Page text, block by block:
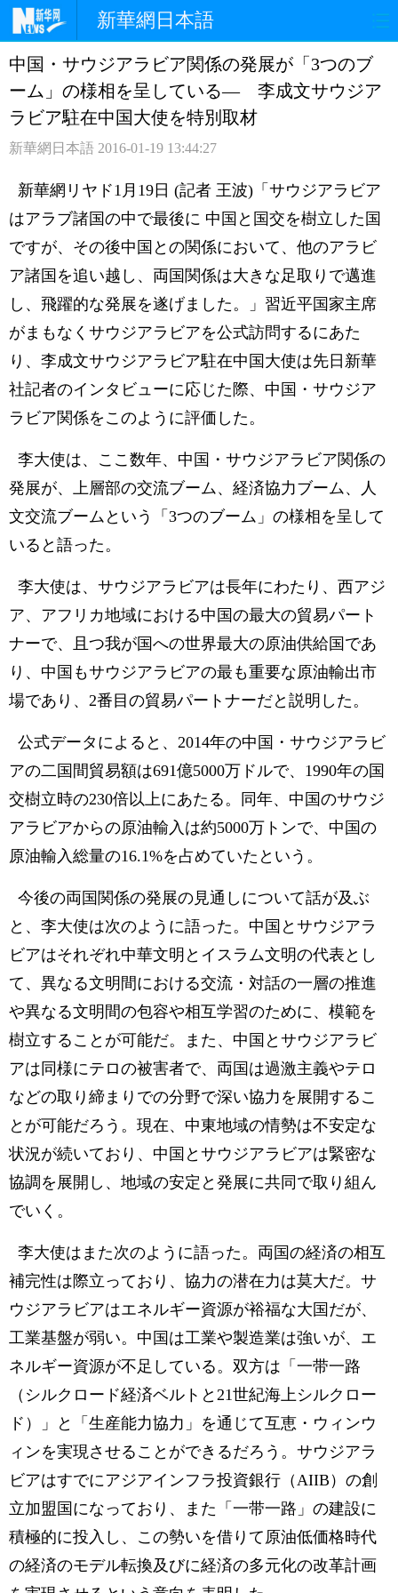
新華網日本語
ホームページ 政治 経済
社会 文化
観光 評論
中日対訳
中国・サウジアラビア関係の発展が「3つのブ
ーム」の様相を呈している― 李成文サウジア
ラビア駐在中国大使を特別取材
新華網日本語 2016-01-19 13:44:27
新華網リヤド1月19日 (記者 王波)「サウジアラビア
はアラブ諸国の中で最後に 中国と国交を樹立した国
ですが、その後中国との関係において、他のアラビ
ア諸国を追い越し、両国関係は大きな足取りで邁進
し、飛躍的な発展を遂げました。」習近平国家主席
がまもなくサウジアラビアを公式訪問するにあた
り、李成文サウジアラビア駐在中国大使は先日新華
社記者のインタビューに応じた際、中国・サウジア
ラビア関係をこのように評価した。
李大使は、ここ数年、中国・サウジアラビア関係の
発展が、上層部の交流ブーム、経済協力ブーム、人
文交流ブームという「3つのブーム」の様相を呈して
いると語った。
李大使は、サウジアラビアは長年にわたり、西アジ
ア、アフリカ地域における中国の最大の貿易パート
ナーで、且つ我が国への世界最大の原油供給国であ
り、中国もサウジアラビアの最も重要な原油輸出市
場であり、2番目の貿易パートナーだと説明した。
公式データによると、2014年の中国・サウジアラビ
アの二国間貿易額は691億5000万ドルで、1990年の国
交樹立時の230倍以上にあたる。同年、中国のサウジ
アラビアからの原油輸入は約5000万トンで、中国の
原油輸入総量の16.1%を占めていたという。
今後の両国関係の発展の見通しについて話が及ぶ
と、李大使は次のように語った。中国とサウジアラ
ビアはそれぞれ中華文明とイスラム文明の代表とし
て、異なる文明間における交流・対話の一層の推進
や異なる文明間の包容や相互学習のために、模範を
樹立することが可能だ。また、中国とサウジアラビ
アは同様にテロの被害者で、両国は過激主義やテロ
などの取り締まりでの分野で深い協力を展開するこ
とが可能だろう。現在、中東地域の情勢は不安定な
状況が続いており、中国とサウジアラビアは緊密な
協調を展開し、地域の安定と発展に共同で取り組ん
でいく。
李大使はまた次のように語った。両国の経済の相互
補完性は際立っており、協力の潜在力は莫大だ。サ
ウジアラビアはエネルギー資源が裕福な大国だが、
工業基盤が弱い。中国は工業や製造業は強いが、エ
ネルギー資源が不足している。双方は「一带一路
（シルクロード経済ベルトと21世紀海上シルクロー
ド）」と「生産能力協力」を通じて互恵・ウィンウ
ィンを実現させることができるだろう。サウジアラ
ビアはすでにアジアインフラ投資銀行（AIIB）の創
立加盟国になっており、また「一带一路」の建設に
積極的に投入し、この勢いを借りて原油低価格時代
の経済のモデル転換及びに経済の多元化の改革計画